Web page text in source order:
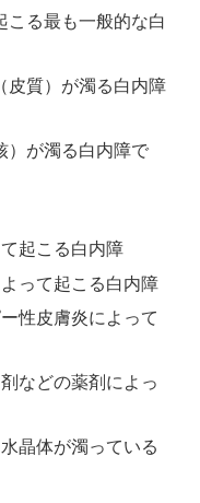
こる最も一般的な白
皮質）が濁る白内障
）が濁る白内障で
起こる白内障
って起こる白内障
性皮膚炎によって
などの薬剤によっ
晶体が濁っている